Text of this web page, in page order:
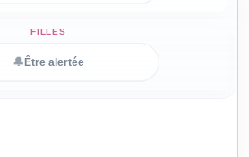
🔔 Être alertée